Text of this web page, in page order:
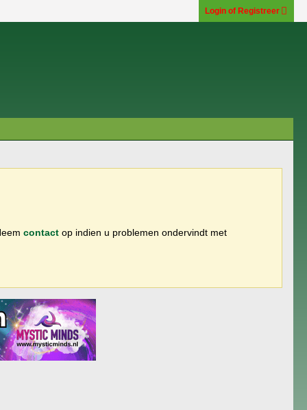
Login of Registreer
contact op indien u problemen ondervindt met